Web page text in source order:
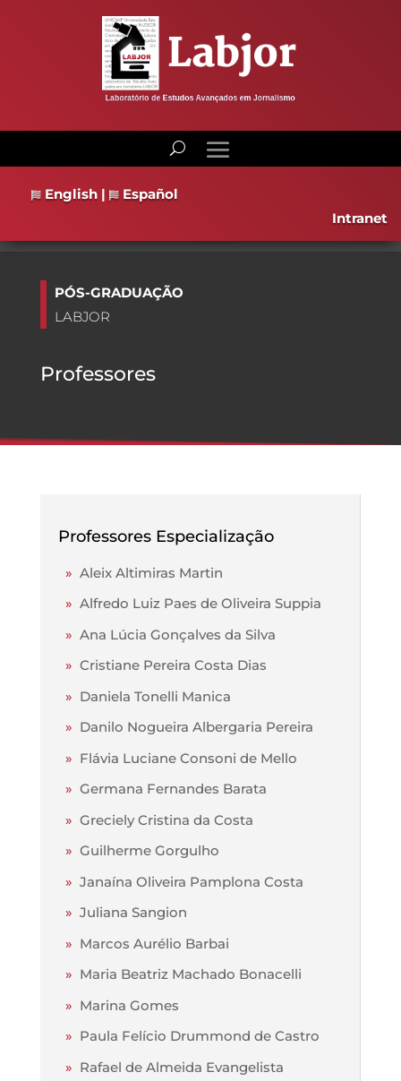
English |
Español
Intranet
PÓS-GRADUAÇÃO
LABJOR
Professores
Professores Especialização
» Aleix Altimiras Martin
» Alfredo Luiz Paes de Oliveira Suppia
» Ana Lúcia Gonçalves da Silva
» Cristiane Pereira Costa Dias
» Daniela Tonelli Manica
» Danilo Nogueira Albergaria Pereira
» Flávia Luciane Consoni de Mello
» Germana Fernandes Barata
» Greciely Cristina da Costa
» Guilherme Gorgulho
» Janaína Oliveira Pamplona Costa
» Juliana Sangion
» Marcos Aurélio Barbai
» Maria Beatriz Machado Bonacelli
» Marina Gomes
» Paula Felício Drummond de Castro
» Rafael de Almeida Evangelista